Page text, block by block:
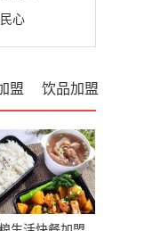
心
饮品加盟
盟